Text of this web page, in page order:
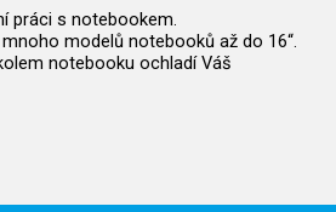
práci s notebookem.
modelů notebooků až do 16“.
notebooku ochladí Váš